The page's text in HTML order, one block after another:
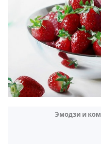
Эмодзи и